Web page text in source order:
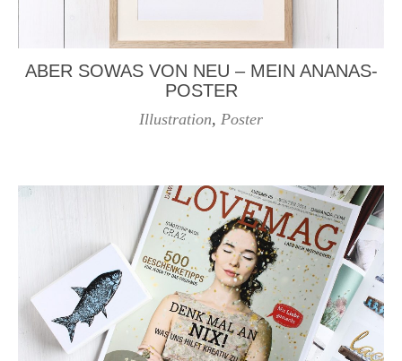
ABER SOWAS VON NEU – MEIN ANANAS-
POSTER
Illustration, Poster